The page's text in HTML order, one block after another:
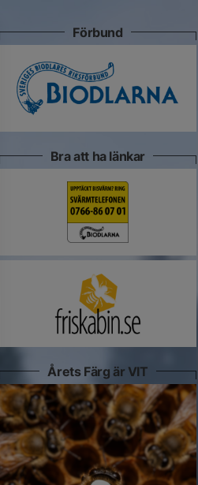
Förbund
Bra att ha länkar
Årets Färg är VIT